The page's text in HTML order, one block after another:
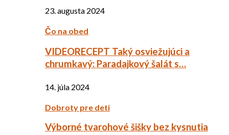
23. augusta 2024
Čo na obed
VIDEORECEPT Taký osviežujúci a
chrumkavý: Paradajkový šalát s…
14. júla 2024
Dobroty pre deti
Výborné tvarohové šišky bez kysnutia